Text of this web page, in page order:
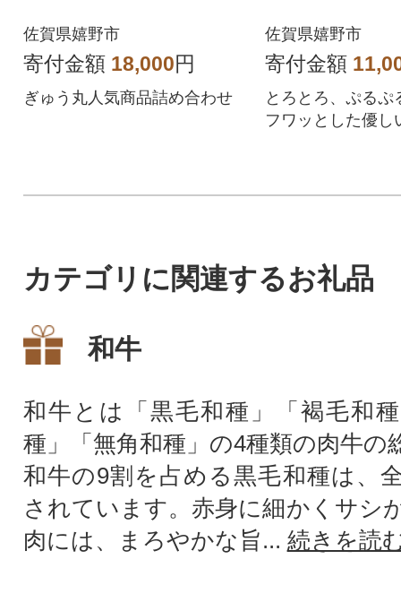
佐賀県嬉野市
寄付金額 18,000円
ぎゅう丸人気商品詰め合わせ
佐賀県嬉野市
寄付金額
とろとろ、ぷるぷ
フワッとした優し
カテゴリに関連するお礼品
和牛
和牛とは「黒毛和種」「褐毛和
種」「無角和種」の4種類の肉牛の
和牛の9割を占める黒毛和種は、
されています。赤身に細かくサシ
肉には、まろやかな旨... 続きを読